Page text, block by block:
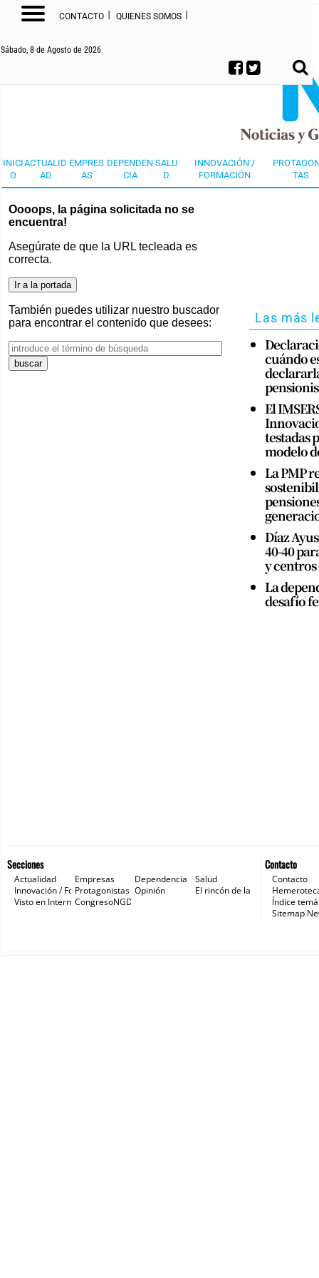
CONTACTO I QUIENES SOMOS I
Sábado, 8 de Agosto de 2026
INICI
O
ACTUALID
AD
EMPRES
AS
DEPENDEN
CIA
SALU
D
INNOVACIÓN /
FORMACIÓN
TAS
Oooops, la página solicitada no se
encuentra!
Asegúrate de que la URL tecleada es
correcta.
También puedes utilizar nuestro buscador
para encontrar el contenido que desees:
Las más
cuándo
El
testadas
modelo
La PMP
Díaz
40-40
y
La
desafío
Contacto
Contacto
Índice
Sitemap
Secciones
Actualidad Empresas Dependencia
Salud
Innovación / Formación
Protagonistas Opinión
El rincón de la ONG
Visto en InternetCongresoNGD